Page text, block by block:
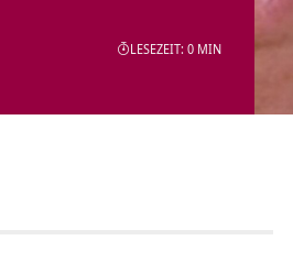
LESEZEIT: 0 MIN